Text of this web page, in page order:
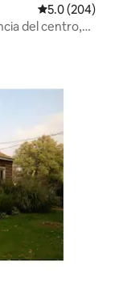
Calificación
5.0 (204)
del centro,